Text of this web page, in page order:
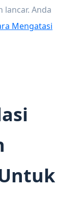
Anda
Mengatasi